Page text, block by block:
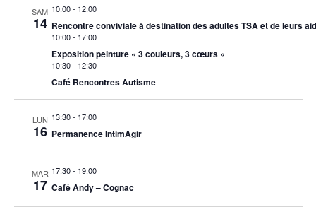
SAM
14
10:00- 12:00
Rencontre conviviale à destination des adultes TSA et de leurs
10:00- 17:00
Exposition peinture « 3 couleurs, 3 cœurs »
10:30- 12:30
Café Rencontres Autisme
LUN
16
13:30- 17:00
Permanence IntimAgir
MAR
17
17:30- 19:00
Café Andy – Cognac